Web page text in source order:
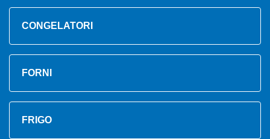
CONGELATORI
FORNI
FRIGO